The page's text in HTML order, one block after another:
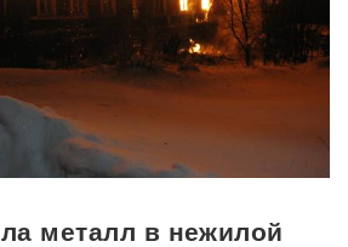
металл в нежилой